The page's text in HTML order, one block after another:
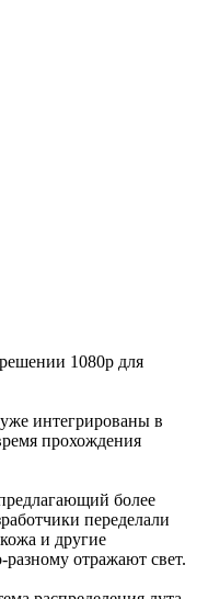
1080p для
интегрированы в
прохождения
более
переделали
и другие
отражают свет.